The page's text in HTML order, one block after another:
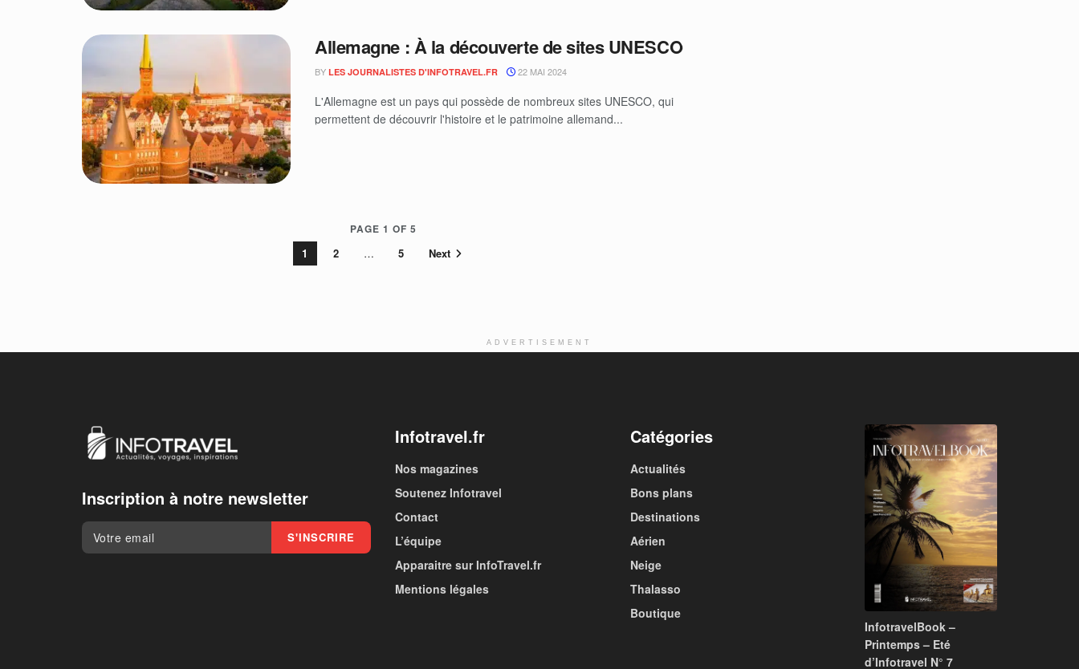
Allemagne : À la découverte de sites UNESCO
BY LES JOURNALISTES D'INFOTRAVEL.FR 22 MAI 2024
L'Allemagne est un pays qui possède de nombreux sites UNESCO, qui
permettent de découvrir l'histoire et le patrimoine allemand...
PAGE 1 OF 5
1 2 … 5 Next
ADVERTISEMENT
Inscription à notre newsletter
Infotravel.fr
Nos magazines
Soutenez Infotravel
Contact
L’équipe
Apparaitre sur InfoTravel.fr
Mentions légales
Catégories
Actualités
Bons plans
Destinations
Aérien
Neige
Thalasso
Boutique
InfotravelBook –
Printemps – Eté
d’Infotravel N° 7